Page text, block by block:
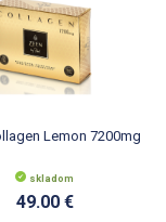
Lemon 7200mg
skladom
49.00 €